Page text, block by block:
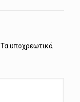
Τα υποχρεωτικά